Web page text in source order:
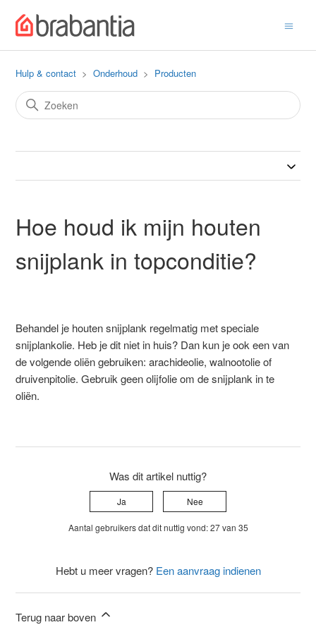
Hulp & contact Onderhoud Producten
Hoe houd ik mijn houten
snijplank in topconditie?
Behandel je houten snijplank regelmatig met speciale
snijplankolie. Heb je dit niet in huis? Dan kun je ook een van
de volgende oliën gebruiken: arachideolie, walnootolie of
druivenpitolie. Gebruik geen olijfolie om de snijplank in te
oliën.
Was dit artikel nuttig?
Ja Nee
Aantal gebruikers dat dit nuttig vond: 27 van 35
Hebt u meer vragen? Een aanvraag indienen
Terug naar boven